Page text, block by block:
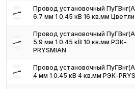
механическим воздействиям.
электрической продукции
Установочные провода
одножильные;
двухжильные;
трехжильные;
Провод установочный
6.7 мм 1 0.45 кВ 16 кв.мм
Провод установочный
5.9 мм 1 0.45 кВ 10 кв.мм РЭК-
PRYSMIAN
Провод установочный
4 мм 1 0.45 кВ 4 кв.мм РЭК-